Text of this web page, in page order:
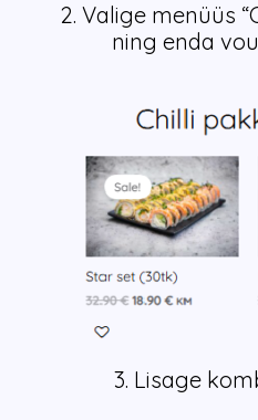
2. Valige menüüs
ning enda
3. Lisage